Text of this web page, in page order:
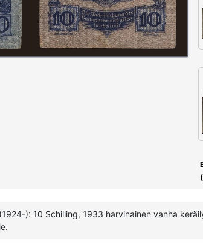
): 10 Schilling, 1933 harvinainen vanha